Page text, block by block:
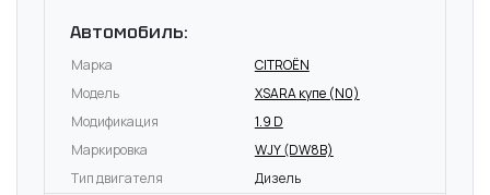
Автомобиль:
Марка
CITROËN
Модель
XSARA купе (N0)
Модификация
1.9 D
Маркировка
WJY (DW8B)
Тип двигателя
Дизель